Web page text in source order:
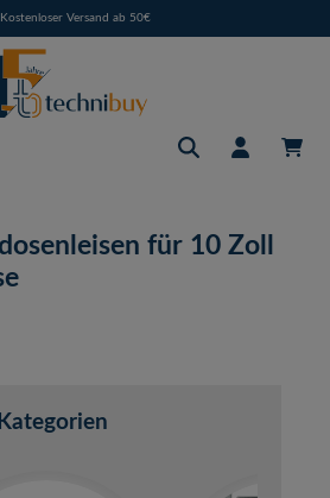
Kostenloser Versand ab 50€
für 10 Zoll